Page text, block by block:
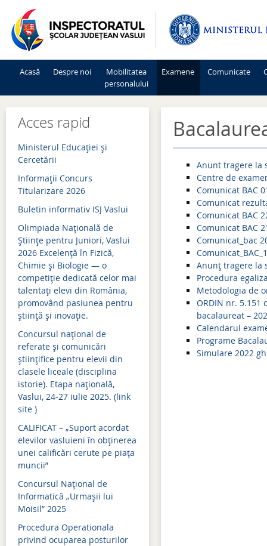
Acasă Despre noi
Mobilitatea
personalului
Mişcarea personalului 2025-2026
Mişcarea personalului 2023-2024
Mişcarea personalului 2022-2023
Mişcarea personalului 2021-2022
Mişcarea personalului 2020-2021
Mişcarea personalului 2019-2020
Mişcarea personalului 2018-2019
Mişcarea personalului 2017-2018
Mişcarea personalului 2016-2017
Mişcarea personalului 2015-2016
Examene
Bacalaureat 2026
Simulări examene
Admitere 2025
Bacalaureat 2025
Evaluare națională 2025
Simulări examene
Admitere 2024
Bacalaureat 2024
Evaluare națională 2024
Simulări examene
Comunicate
Acces rapid
Ministerul Educației și
Cercetării
Informaţii Concurs
Titularizare 2026
Buletin informativ ISJ Vaslui
Olimpiada Națională de
Științe pentru Juniori, Vaslui
2026 Excelență în Fizică,
Chimie și Biologie — o
competiție dedicată celor mai
talentați elevi din România,
promovând pasiunea pentru
știință și inovație.
Concursul național de
referate și comunicări
științifice pentru elevii din
clasele liceale (disciplina
istorie). Etapa națională,
Vaslui, 24-27 iulie 2025. (link
site )
CALIFICAT – „Suport acordat
elevilor vasluieni în obținerea
unei calificări cerute pe piața
muncii”
Concursul Național de
Informatică „Urmașii lui
Moisil” 2025
Procedura Operationala
privind ocuparea posturilor
Anunt tragere la
Centre de
Comunicat BAC
Comunicat
Comunicat BAC
Comunicat BAC
Comunicat_bac
Anunț tragere la
Procedura
Metodologia de
ORDIN nr.
bacalaureat –
Calendarul
Programe
Simulare 2022